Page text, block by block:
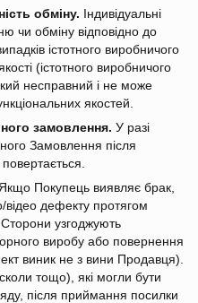
обміну. Індивідуальні
чи обміну відповідно до
істотного виробничого
(істотного виробничого
несправний і не може
якостей.
замовлення. У разі
Замовлення після
Якщо Покупець виявляє брак,
відео дефекту протягом
узгоджують
виробу або повернення
виник не з вини Продавця).
тощо), які могли бути
після приймання посилки